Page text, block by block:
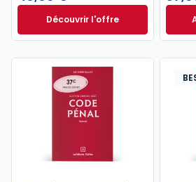
Découvrir l'offreLe guide pénal 2026.
Dès